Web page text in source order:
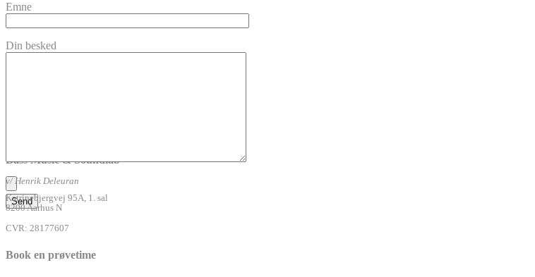
Emne
Din besked
Bass Music & Soundlab
v/ Henrik Deleuran
Katrinebjergvej 95A, 1. sal
8200 Aarhus N
CVR: 28177607
Book en prøvetime